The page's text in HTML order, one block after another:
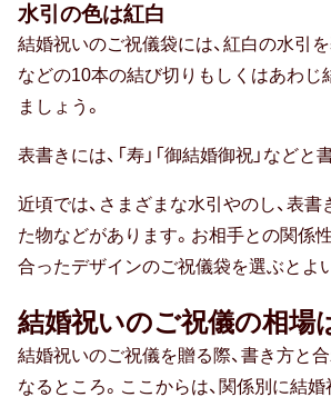
おしゃれ
結婚 お返し
水引の色は紅白
結婚祝いのご祝儀袋には、紅白の水引
などの10本の結び切りもしくはあわじ
ましょう。
表書きには、「寿」「御結婚御祝」などと
近頃では、さまざまな水引やのし、表
た物などがあります。お相手との関係
合ったデザインのご祝儀袋を選ぶとよ
結婚祝いのご祝儀の相場
結婚祝いのご祝儀を贈る際、書き方と
なるところ。ここからは、関係別に結